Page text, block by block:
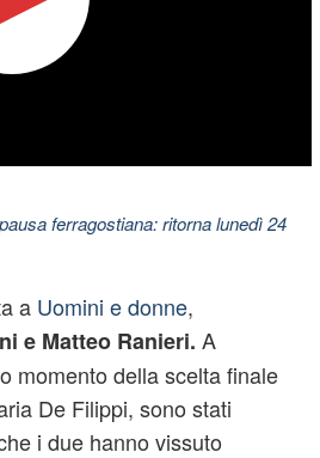
ferragostiana: ritorna lunedì 24
a Uomini e donne,
e Matteo Ranieri. A
momento della scelta finale
De Filippi, sono stati
i due hanno vissuto